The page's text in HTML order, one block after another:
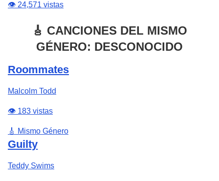
👁️ 24,571 vistas
🎸 CANCIONES DEL MISMO
GÉNERO: DESCONOCIDO
Roommates
Malcolm Todd
👁️ 183 vistas
🎸 Mismo Género
Guilty
Teddy Swims